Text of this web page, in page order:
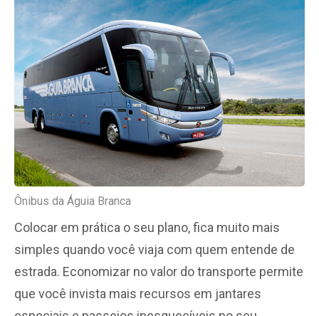
Ônibus da Águia Branca
Colocar em prática o seu plano,fica muito mais
simples quando você viaja com quem entende de
estrada. Economizar no valor do transporte permite
que você invista mais recursos em jantares